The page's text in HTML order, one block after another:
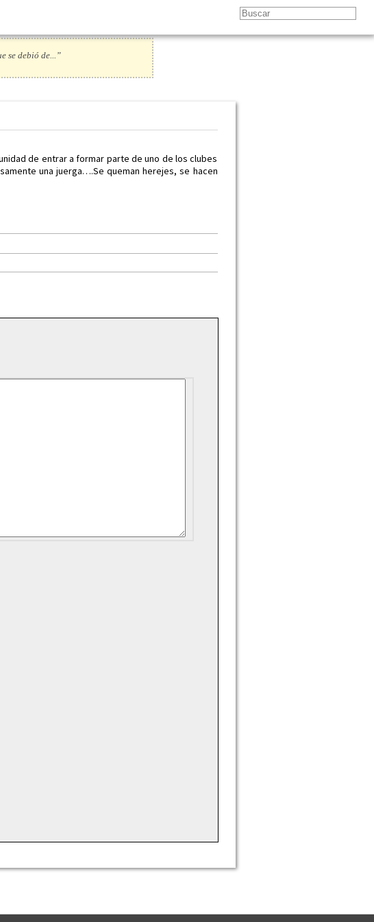
se debió de...”
de entrar a formar parte de uno de los clubes
una juerga….Se queman herejes, se hacen